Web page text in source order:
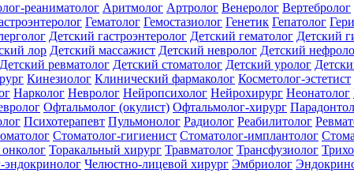
реаниматолог Аритмолог Артролог Венеролог Вертебролог
Гематолог Гемостазиолог Генетик Гепатолог
Детский гастроэнтеролог Детский гематолог Детский
лор Детский массажист Детский невролог Детский
Детский ревматолог Детский стоматолог Детский уролог
Кинезиолог Клинический фармаколог Косметолог-эстетист
Нарколог Невролог Нейропсихолог Нейрохирург Неонатолог
Офтальмолог (окулист) Офтальмолог-хирург
Психотерапевт Пульмонолог Радиолог Реабилитолог
Стоматолог-гигиенист Стоматолог-имплантолог
Торакальный хирург Травматолог Трансфузиолог
эндокринолог Челюстно-лицевой хирург Эмбриолог